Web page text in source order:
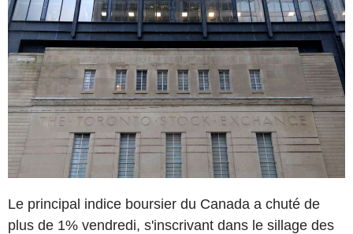
Le principal indice boursier du Canada a chuté de
plus de 1% vendredi, s'inscrivant dans le sillage des